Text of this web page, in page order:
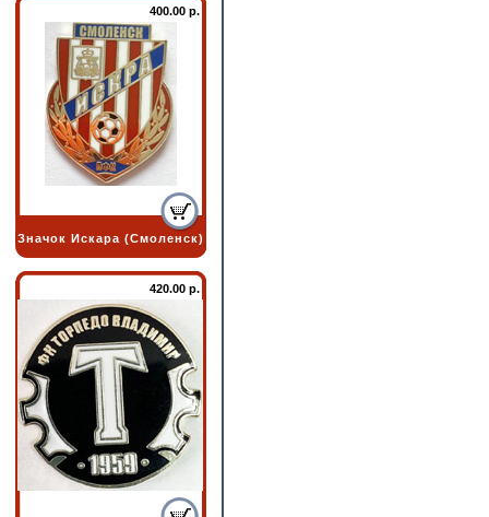
400.00 р.
Значок Искара (Смоленск)
420.00 р.